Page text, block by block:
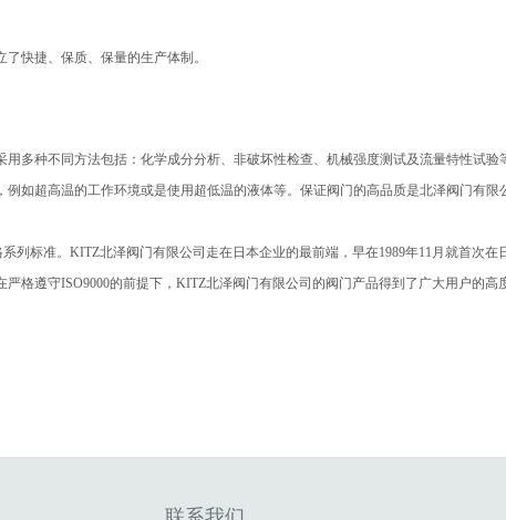
快捷、保质、保量的生产体制。
多种不同方法包括：化学成分分析、非破坏性检查、机械强度测试及流量特性试验
如超高温的工作环境或是使用超低温的液体等。保证阀门的高品质是北泽阀门有限
列标准。KITZ北泽阀门有限公司走在日本企业的最前端，早在1989年11月就首次
格遵守ISO9000的前提下，KITZ北泽阀门有限公司的阀门产品得到了广大用户的高